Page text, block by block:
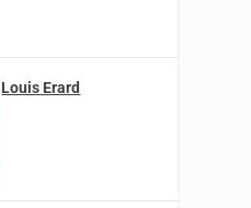
Louis Erard